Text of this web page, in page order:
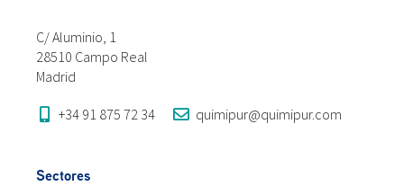
C/ Aluminio, 1
28510 Campo Real
Madrid
+34 91 875 72 34 quimipur@quimipur.com
Sectores